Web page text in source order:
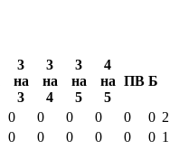
3
на
3
3
на
4
3
на
5
4
на
5
ПВ Б
0 0 0 0 0 0 2
0 0 0 0 0 0 1